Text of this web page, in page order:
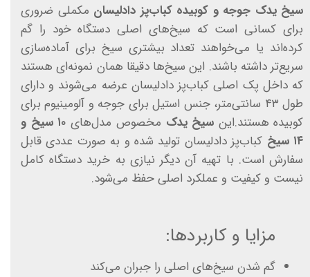
سیخ یدک جوجه و کوبیده کباب‌پز دادلیسان مکملی ضروری
برای کسانی‌ است که سیخ‌های اصلی دستگاه خود را گم
کرده‌اند یا می‌خواهند تعداد بیشتری سیخ برای آماده‌سازی
سریع‌تر داشته باشند. این سیخ‌ها دقیقا همان نمونه‌ای هستند
که داخل پک اصلی کباب‌پز دادلیسان عرضه می‌شوند و دارای
طول ۴۳ سانتی‌متر، جنس استیل برای جوجه و آلومینیوم برای
کوبیده هستند.این سیخ یدک مخصوص مدل‌های
۱۰ سیخ و
۱۴ سیخ
کباب‌پز دادلیسان تولید شده و به صورت عددی قابل
سفارش است. با تهیه آن دیگر نیازی به خرید دستگاه کامل
نیست و کیفیت و عملکرد اصلی حفظ می‌شود.
مزایا و کاربردها:
گم شدن سیخ‌های اصلی را جبران می‌کند